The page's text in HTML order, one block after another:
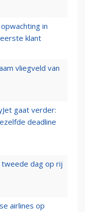
in
klant
vliegveld van
gaat verder:
deadline
dag op rij
airlines op